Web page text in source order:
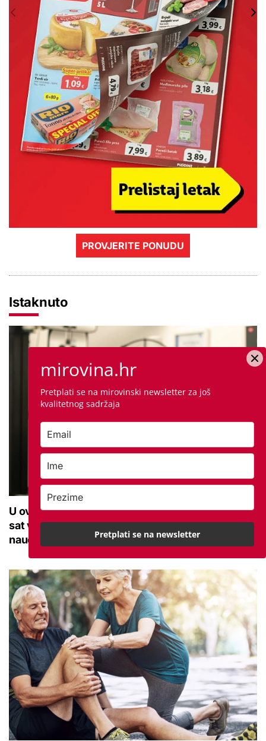
PROVJERITE PONUDU
Istaknuto
U ovoj optici rade najdetaljniji pregled vida, traje
sat vremena: Bila sam na njemu, evo što me
naučio
mirovina.hr
Pretplati se na mirovinski newsletter za još
kvalitetnog sadržaja
Pretplati se na newsletter